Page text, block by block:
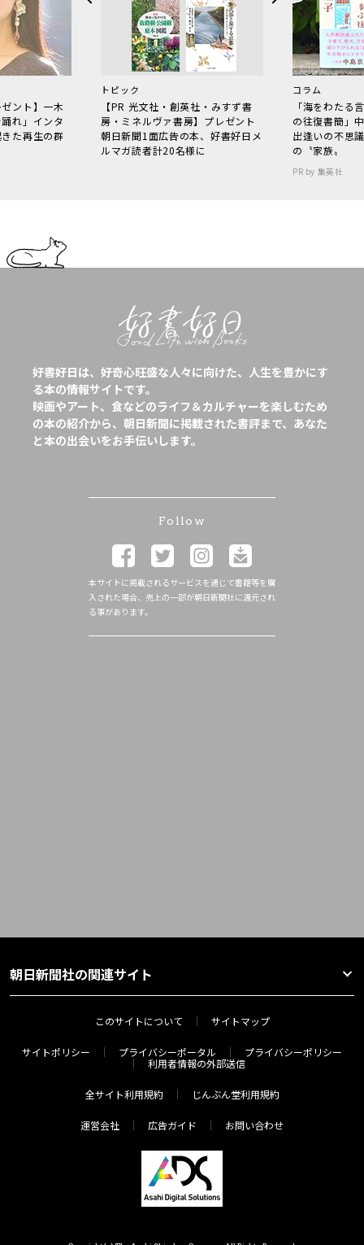
ント】一木
れ」インタ
た再生の群
トピック
【PR 光文社・創英社・みすず書
房・ミネルヴァ書房】プレゼント
朝日新聞1面広告の本、好書好日メ
ルマガ読者計20名様に
コラム
「海をわた
の往復書簡」
出逢いの不思
の〝家族〟
PR by 集英社
好書好日は、好奇心旺盛な人々に向けた、人生を豊かにす
る本の情報サイトです。
映画やアート、食などのライフ＆カルチャーを楽しむため
の本の紹介から、朝日新聞に掲載された書評まで、あなた
と本の出会いをお手伝いします。
Follow
本サイトに掲載されるサービスを通じて書籍等を購
入された場合、売上の一部が朝日新聞社に還元され
る事があります。
朝日新聞社の関連サイト
このサイトについて サイトマップ
サイトポリシー プライバシーポータル
プライバシーポリシー
利用者情報の外部送信
全サイト利用規約 じんぶん堂利用規約
運営会社 広告ガイド お問い合わせ